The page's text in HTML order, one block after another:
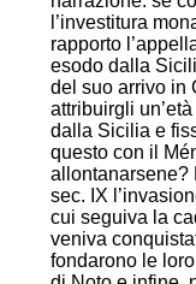
l’investitura
rapporto
esodo dalla
del suo arrivo in
attribuirgli
dalla Sicilia e
questo con il
allontanarsene?
sec. IX
cui seguiva la
veniva
fondarono le